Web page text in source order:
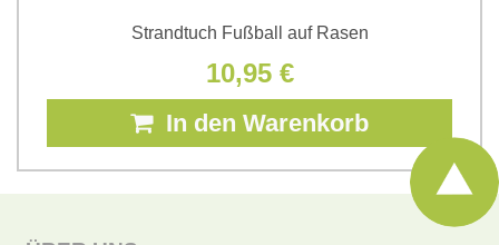
Strandtuch Fußball auf Rasen
10,95 €
In den Warenkorb